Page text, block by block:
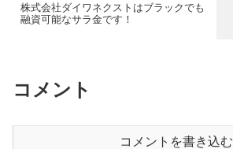
株式会社ダイワネクストはブラックでも
融資可能なサラ金です！
コメント
コメントを書き込む